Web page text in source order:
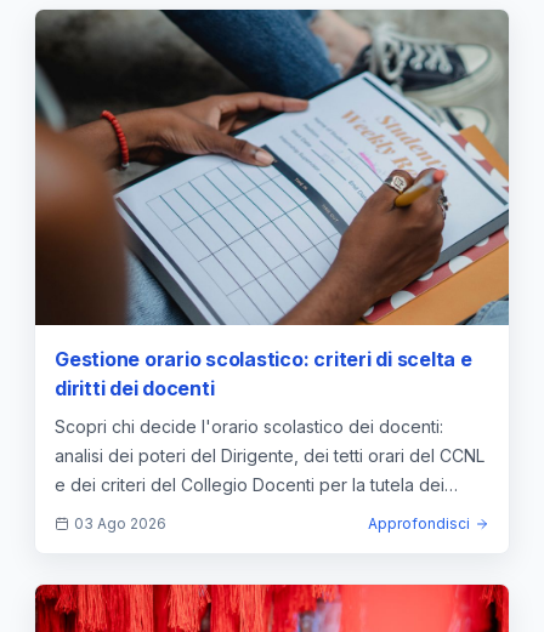
Gestione orario scolastico: criteri di scelta e
diritti dei docenti
Scopri chi decide l'orario scolastico dei docenti:
analisi dei poteri del Dirigente, dei tetti orari del CCNL
e dei criteri del Collegio Docenti per la tutela dei
diritti.03 Ago 2026 Approfondisci